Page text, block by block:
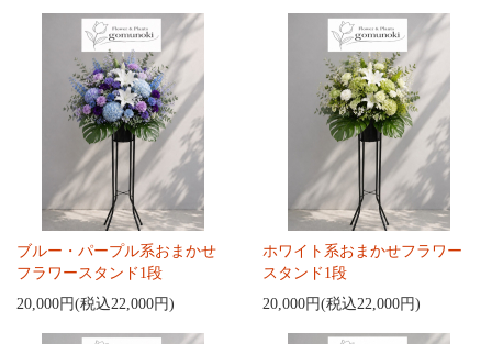
ブルー・パープル系おまかせ
フラワースタンド1段
20,000円(税込22,000円)
ホワイト系おまかせフラワー
スタンド1段
20,000円(税込22,000円)